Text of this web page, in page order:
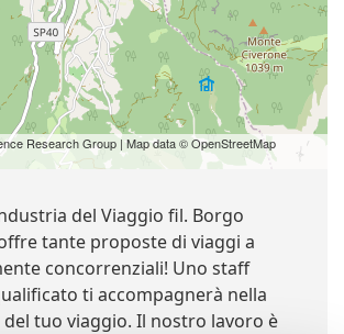
Research Group | Map data © OpenStreetMap
del Viaggio fil. Borgo
tante proposte di viaggi a
concorrenziali! Uno staff
ti accompagnerà nella
tuo viaggio. Il nostro lavoro è